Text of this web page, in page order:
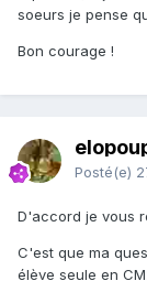
soeurs je pense
Bon courage !
Posté(e)
D'accord je vous
C'est que ma
élève seule en